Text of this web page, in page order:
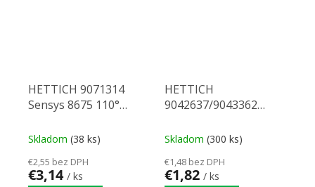
HETTICH 9071314
Sensys 8675 110°
Skladom (38 ks)
€2,55 bez DPH
€3,14 / ks
HETTICH
9042637/9043362
polonaložený, P2O
Skladom (300 ks)
€1,48 bez DPH
€1,82 / ks